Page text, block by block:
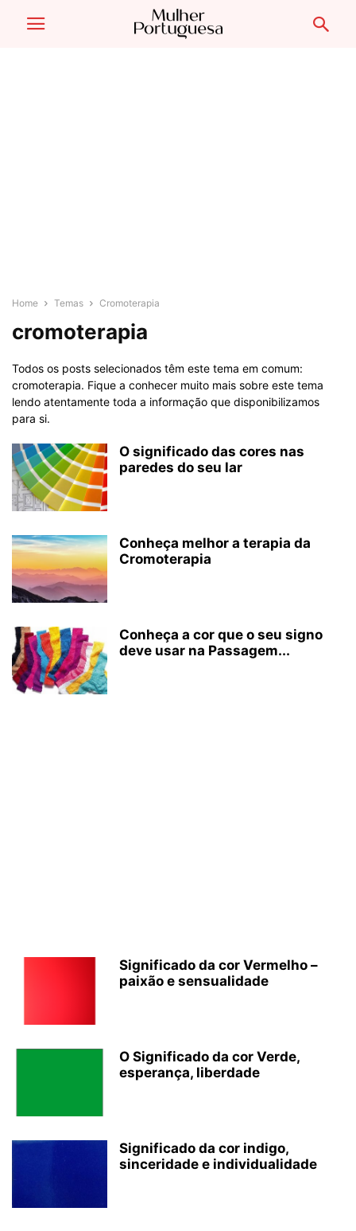
Home Temas Cromoterapia
cromoterapia
Todos os posts selecionados têm este tema em comum:
cromoterapia. Fique a conhecer muito mais sobre este tema
lendo atentamente toda a informação que disponibilizamos
para si.
O significado das cores nas
paredes do seu lar
Conheça melhor a terapia da
Cromoterapia
Conheça a cor que o seu signo
deve usar na Passagem...
Significado da cor Vermelho –
paixão e sensualidade
O Significado da cor Verde,
esperança, liberdade
Significado da cor indigo,
sinceridade e individualidade